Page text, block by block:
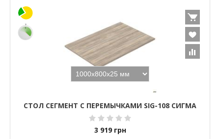
СТОЛ СЕГМЕНТ С ПЕРЕМЫЧКАМИ SIG-108 СИГМА
3 919 грн